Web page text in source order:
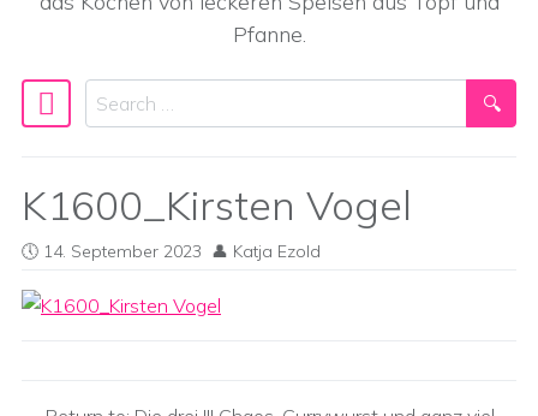
Pfanne.
Main Navigation
Search
K1600_Kirsten Vogel
14. September 2023 Katja Ezold